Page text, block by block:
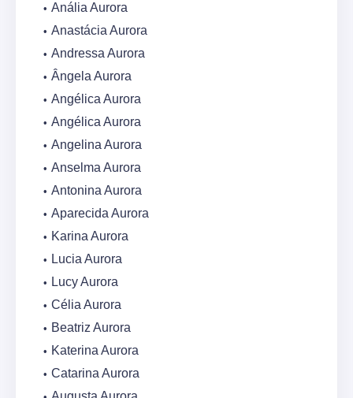
Anália Aurora
Anastácia Aurora
Andressa Aurora
Ângela Aurora
Angélica Aurora
Angélica Aurora
Angelina Aurora
Anselma Aurora
Antonina Aurora
Aparecida Aurora
Karina Aurora
Lucia Aurora
Lucy Aurora
Célia Aurora
Beatriz Aurora
Katerina Aurora
Catarina Aurora